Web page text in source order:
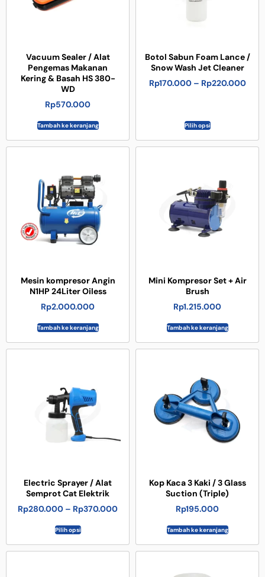
Vacuum Sealer / Alat
Pengemas Makanan
Kering & Basah HS 380-
WD
Rp570.000
Tambah ke keranjang
Botol Sabun Foam Lance /
Snow Wash Jet Cleaner
Rp170.000 – Rp220.000
Pilih opsi
Mesin kompresor Angin
N1HP 24Liter Oiless
Rp2.000.000
Tambah ke keranjang
Mini Kompresor Set + Air
Brush
Rp1.215.000
Tambah ke keranjang
Electric Sprayer / Alat
Semprot Cat Elektrik
Rp280.000 – Rp370.000
Pilih opsi
Kop Kaca 3 Kaki / 3 Glass
Suction (Triple)
Rp195.000
Tambah ke keranjang